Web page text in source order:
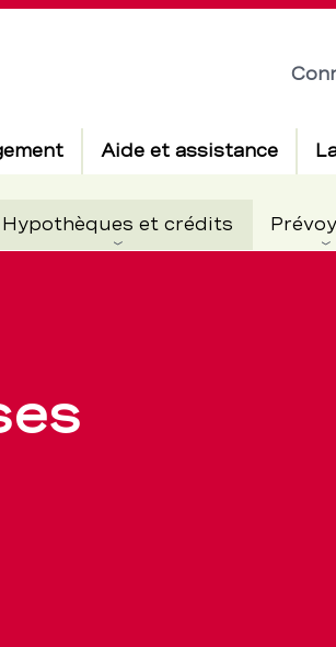
Hypothèques et crédits Actif
Aide et assistance